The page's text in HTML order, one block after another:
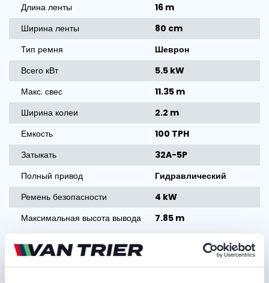
Длина ленты
16 m
Ширина ленты
80 cm
Тип ремня
Шеврон
Всего кВт
5.5 kW
Макс. свес
11.35 m
Ширина колеи
2.2 m
Емкость
100 TPH
Затыкать
32A-5P
Полный привод
Гидравлический
Ремень безопасности
4 kW
Максимальная высота вывода
7.85 m
Запросить коммерческое
предложение